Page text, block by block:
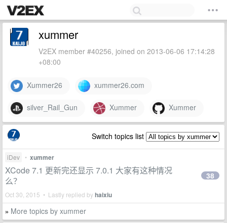
xummer
V2EX member #40256, joined on 2013-06-06 17:14:28
+08:00
Xummer26 xummer26.com
silver_Rail_Gun Xummer Xummer
Switch topics list
iDev • xummer
XCode 7.1 更新完还显示 7.0.1 大家有这种情况
么？
Oct 30, 2015 • Lastly replied byhaixiu
38
» More topics by xummer